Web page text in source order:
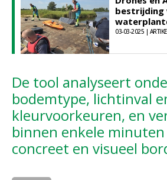
bestrijding
03-03-2025 |
De tool analyseert
bodemtype, lichtinval
kleurvoorkeuren, en
binnen enkele
concreet en visueel